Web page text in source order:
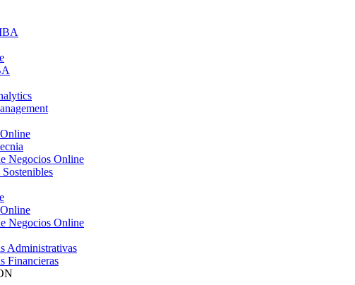
Negocios Online
Negocios Online
Administrativas
Financieras